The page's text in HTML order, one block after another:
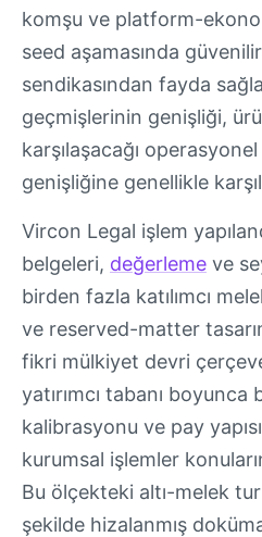
komşu ve platform-
seed aşamasında
sendikasından fayda
geçmişlerinin genişliği,
karşılaşacağı
genişliğine genellikle
Vircon Legal işlem
belgeleri, değerleme ve
birden fazla katılımcı
ve reserved-matter
fikri mülkiyet devri
yatırımcı tabanı boyunca
kalibrasyonu ve pay
kurumsal işlemler
Bu ölçekteki altı-melek
şekilde hizalanmış